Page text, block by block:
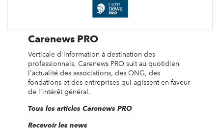
Carenews PRO
Verticale d'information à destination des
professionnels, Carenews PRO suit au quotidien
l'actualité des associations, des ONG, des
fondations et des entreprises qui agissent en faveur
de l'intérêt général.
Tous les articles Carenews PRO
Recevoir les news